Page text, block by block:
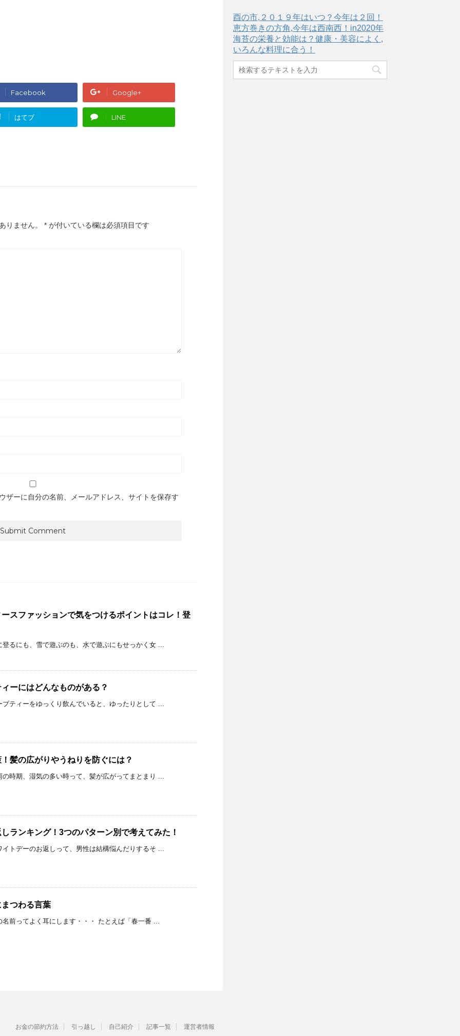
Facebook Google+
はてブ LINE
りません。 * が付いている欄は必須項目です
ザーに自分の名前、メールアドレス、サイトを保存す
スファッションで気をつけるポイントはコレ！登
るにも、雪で遊ぶのも、水で遊ぶにもせっかく女 ...
ーにはどんなものがある？
ティーをゆっくり飲んでいると、ゆったりとして ...
髪の広がりやうねりを防ぐには？
時期、湿気の多い時って、髪が広がってまとまり ...
ランキング！3つのパターン別で考えてみた！
トデーのお返しって、男性は結構悩んだりするそ ...
つわる言葉
前ってよく耳にします・・・ たとえば「春一番 ...
酉の市,２０１９年はいつ？今年は２回！
恵方巻きの方角,今年は西南西！in2020年
海苔の栄養と効能は？健康・美容によく,
いろんな料理に合う！
お金の節約方法 引っ越し 自己紹介 記事一覧 運営者情報